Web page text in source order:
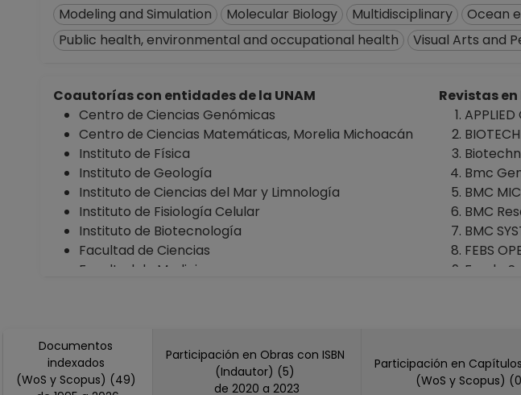
Modeling and Simulation
Molecular Biology Multidisciplinary Ocean
Public health, environmental and occupational health
Visual Arts and
Coautorías con entidades de la UNAM
Centro de Ciencias Genómicas
Centro de Ciencias Matemáticas, Morelia Michoacán
Instituto de Física
Instituto de Geología
Instituto de Ciencias del Mar y Limnología
Instituto de Fisiología Celular
Instituto de Biotecnología
Facultad de Ciencias
Facultad de Medicina
Revistas
Bmc
BMC
BMC
BMC
FEBS
Foods,
G3-
Documentos
indexados
(WoS y Scopus) (49)
Participación en Obras con ISBN
(Indautor) (5)
de 2020 a 2023
Participación en
(WoS y